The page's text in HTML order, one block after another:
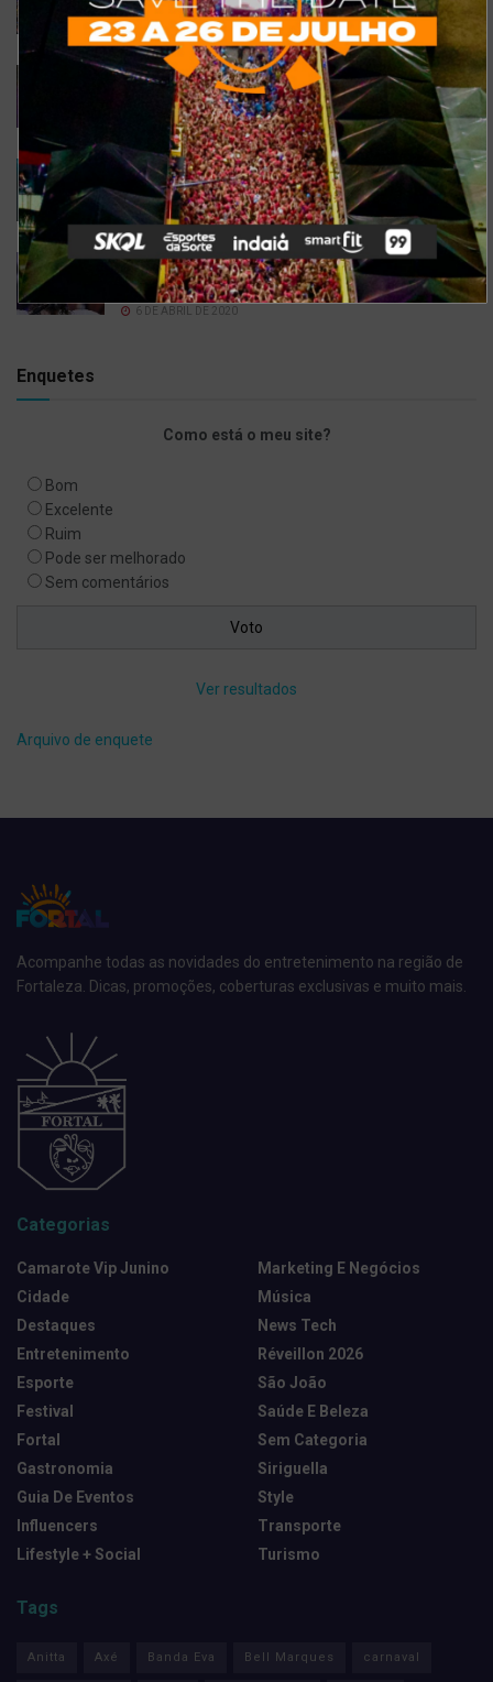
19 DE JULHO DE 2022
Confira 5 restaurantes temáticos em Fortaleza
para visitar neste feriado
6 DE SETEMBRO DE 2021
Gusttavo Lima inicia venda de ingressos para
festival em navio luxuoso; saiba mais
9 DE JULHO DE 2021
Bell Marques confirma live especial com
repertório do show ‘Só As Antigas’
6 DE ABRIL DE 2020
Enquetes
Como está o meu site?
Bom
Excelente
Ruim
Pode ser melhorado
Sem comentários
Ver resultados
Arquivo de enquete
Acompanhe todas as novidades do entretenimento na região de
Fortaleza. Dicas, promoções, coberturas exclusivas e muito mais.
Categorias
Camarote Vip Junino
Cidade
Destaques
Entretenimento
Esporte
Festival
Fortal
Gastronomia
Guia De Eventos
Influencers
Lifestyle + Social
Marketing E Negócios
Música
News Tech
Réveillon 2026
São João
Saúde E Beleza
Sem Categoria
Siriguella
Style
Transporte
Turismo
Tags
Anitta Axé Banda Eva Bell Marques carnaval